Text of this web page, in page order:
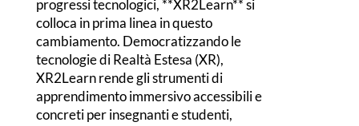
progressi tecnologici, **XR2Learn** si
colloca in prima linea in questo
cambiamento. Democratizzando le
tecnologie di Realtà Estesa (XR),
XR2Learn rende gli strumenti di
apprendimento immersivo accessibili e
concreti per insegnanti e studenti,